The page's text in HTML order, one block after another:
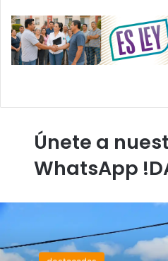
Únete a
WhatsApp